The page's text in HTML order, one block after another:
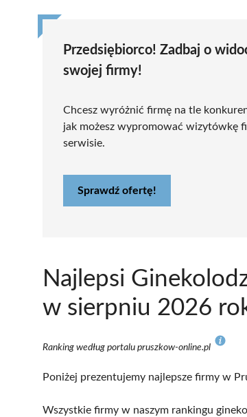
Przedsiębiorco! Zadbaj o
swojej firmy!
Chcesz wyróżnić firmę na tle
jak możesz wypromować wizytówkę
serwisie.
Sprawdź ofertę!
Najlepsi
w sierpniu 2026
Ranking według portalu pruszkow-online.pl
Poniżej prezentujemy najlepsze firmy w
Wszystkie firmy w naszym rankingu